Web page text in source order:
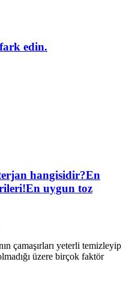
edin.
hangisidir?En
uygun toz
çamaşırları yeterli temizleyip
üzere birçok faktör